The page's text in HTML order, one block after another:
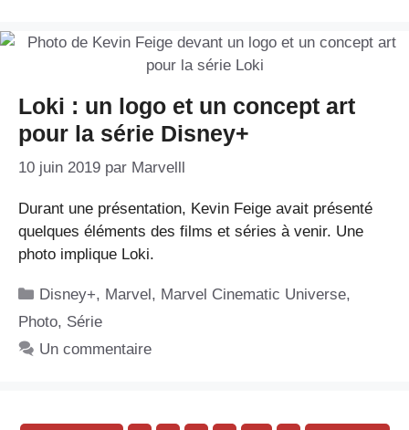
Loki : un logo et un concept art
pour la série Disney+
10 juin 2019 par Marvelll
Durant une présentation, Kevin Feige avait présenté
quelques éléments des films et séries à venir. Une
photo implique Loki.
Catégories
Disney+, Marvel, Marvel Cinematic Universe,
Photo, Série
Un commentaire
PagePagePagePage
Page